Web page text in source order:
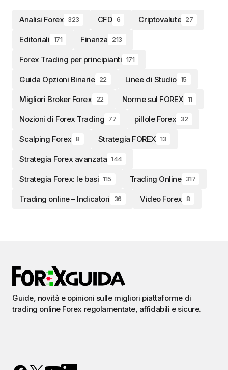
Analisi Forex 323 CFD 6 Criptovalute 27
Editoriali 171 Finanza 213
Forex Trading per principianti 171
Guida Opzioni Binarie 22 Linee di Studio 15
Migliori Broker Forex 22 Norme sul FOREX 11
Nozioni di Forex Trading 77 pillole Forex 32
Scalping Forex 8 Strategia FOREX 13
Strategia Forex avanzata 144
Strategia Forex: le basi 115 Trading Online 317
Trading online – Indicatori 36 Video Forex 8
Guide, novità e opinioni sulle migliori piattaforme di
trading online Forex regolamentate, affidabili e sicure.